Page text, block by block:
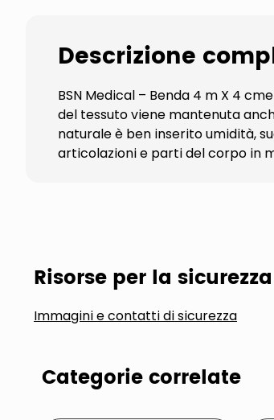
Descrizione
BSN Medical – Benda 4 m X 4
del tessuto viene mantenuta
naturale è ben inserito umidità,
articolazioni e parti del corpo in
Risorse per la sicurezza
Immagini e contatti di sicurezza
Categorie correlate